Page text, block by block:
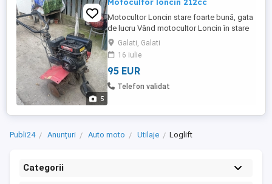
5
Motocultor Loncin stare foarte bună, gata
de lucru Vând motocultor Loncin în stare
foarte bună, bine întreținut și pregătit de
utilizare. Pornește ușor, motorul
funcționează impecabil și dezvoltă
putere. Ideal pentru lucrări agricole,
grădină sau terenuri de dimensiuni mici și
Galati, Galati
16 iulie
95 EUR
Telefon validat
Publi24 Anunțuri Auto moto Utilaje Loglift
Categorii